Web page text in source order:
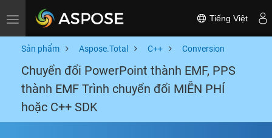
Toggle navigation Tiếng Việt
Sản phẩm Aspose.Total C++ Conversion
Chuyển đổi PowerPoint thành EMF, PPS
thành EMF Trình chuyển đổi MIỄN PHÍ
hoặc C++ SDK